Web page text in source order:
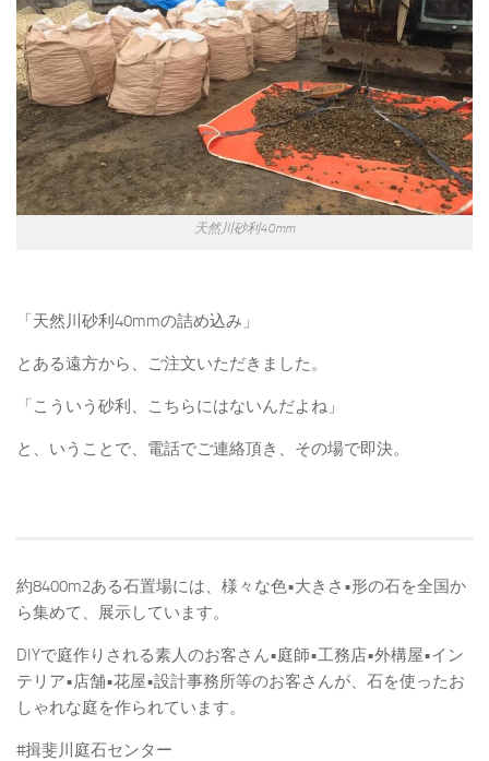
天然川砂利40mm
「天然川砂利40mmの詰め込み」
とある遠方から、ご注文いただきました。
「こういう砂利、こちらにはないんだよね」
と、いうことで、電話でご連絡頂き、その場で即決。
約8400m2ある石置場には、様々な色•大きさ•形の石を全国か
ら集めて、展示しています。
DIYで庭作りされる素人のお客さん•庭師•工務店•外構屋•イン
テリア•店舗•花屋•設計事務所等のお客さんが、石を使ったお
しゃれな庭を作られています。
#揖斐川庭石センター